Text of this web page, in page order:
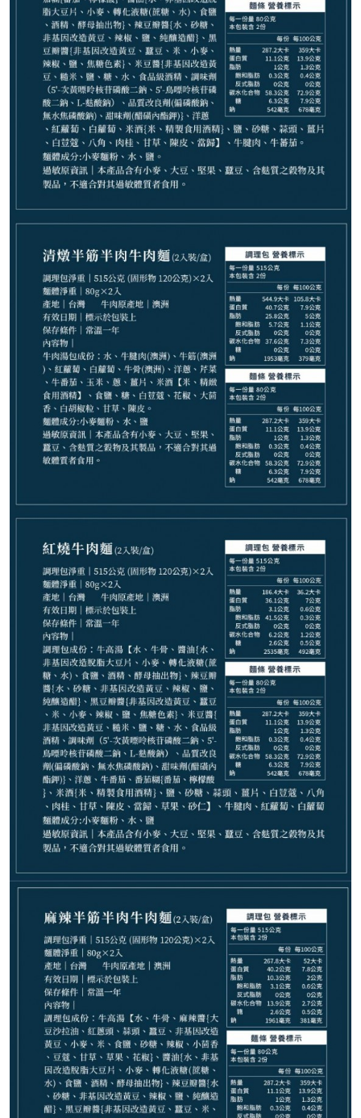
NT$440NT$ 520
8.5折
規格
珍珠鮑干貝乾拌麵 1入裝 椒燥味噌乾拌麵 2入裝
和牛肉燥乾拌麵 2入裝 麻辣鴨血臭豆腐寬粉 2入裝
麻辣四喜寬粉 2入裝 豚骨拉麵 2入裝 紅燒牛肉麵 2入裝